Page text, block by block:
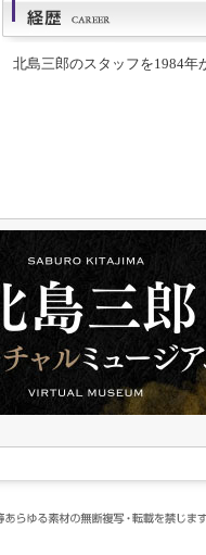
北島三郎のスタッフを1984年